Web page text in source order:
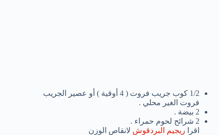
1/2 كوب جريب فروت ( 4 أوقية ) أو عصير الجريب
فروت الغير محلي .
2 بيضة .
2 شرائح لحوم حمراء .
اقرا ريجيم البردقوش لانقاص الوزن